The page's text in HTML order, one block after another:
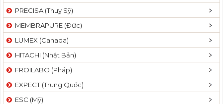
PRECISA (Thuỵ Sỹ)
MEMBRAPURE (Đức)
LUMEX (Canada)
HITACHI (Nhật Bản)
FROILABO (Pháp)
EXPECT (Trung Quốc)
ESC (Mỹ)